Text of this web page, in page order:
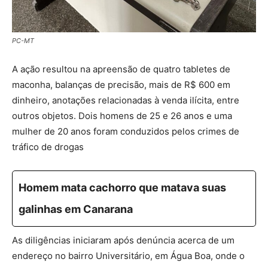
PC-MT
A ação resultou na apreensão de quatro tabletes de
maconha, balanças de precisão, mais de R$ 600 em
dinheiro, anotações relacionadas à venda ilícita, entre
outros objetos. Dois homens de 25 e 26 anos e uma
mulher de 20 anos foram conduzidos pelos crimes de
tráfico de drogas
Homem mata cachorro que matava suas
galinhas em Canarana
As diligências iniciaram após denúncia acerca de um
endereço no bairro Universitário, em Água Boa, onde o